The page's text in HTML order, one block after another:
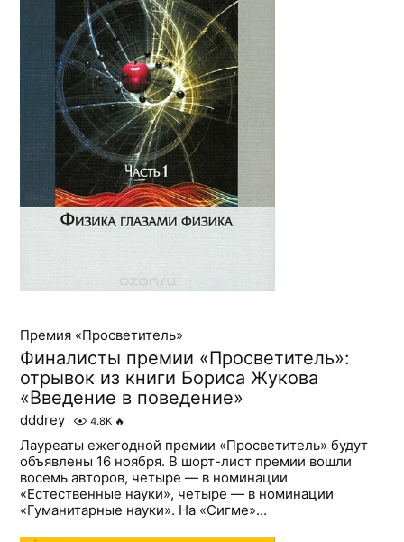
Премия «Просветитель»
Финалисты премии «Просветитель»:
отрывок из книги Бориса Жукова
«Введение в поведение»
dddrey 4.8K 🔥
Лауреаты ежегодной премии «Просветитель» будут
объявлены 16 ноября. В шорт-лист премии вошли
восемь авторов, четыре — в номинации
«Естественные науки», четыре — в номинации
«Гуманитарные науки». На «Сигме»...